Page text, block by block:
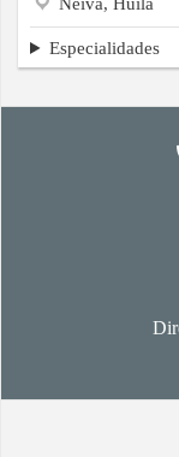
Especialidades